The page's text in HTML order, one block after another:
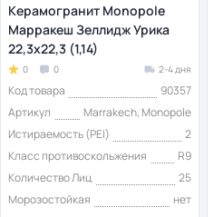
Керамогранит Monopole
Марракеш Зеллидж Урика
22,3x22,3 (1,14)
0 0 2-4 дня
Код товара
90357
Артикул
Marrakech, Monopole
Истираемость (PEI)
2
Класс противоскольжения
R9
Количество Лиц
25
Морозостойкая
нет